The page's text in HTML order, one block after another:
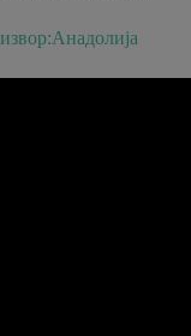
извор:Анадолија